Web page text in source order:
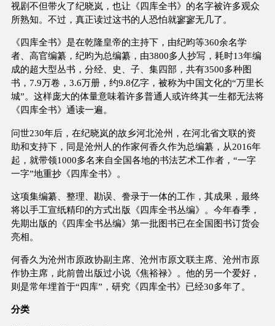
视剧不但带火了纪晓岚，也让《四库全书》的名字被许多观众
所熟知。不过，真正读过这书的人恐怕就寥寥无几了。
《四库全书》是在乾隆皇帝的主持下，由纪昀等360余名学
者、高官编纂，纪昀为总编纂，由3800多人抄写，耗时13年编
成的超大型丛书，分经、史、子、集四部，共有3500多种图
书，7.9万卷，3.6万册，约9.8亿字，被称为中国文化的“万里长
城”。这样庞大的体量意味着许多普通人或许终其一生都无法将
《四库全书》通读一遍。
问世230年后，在纪晓岚的故乡河北沧州，在河北省文联的资
助和支持下，同是沧州人的作家何香久作为总编纂，从2016年
起，就带领1000多名来自全国各地的书法艺术工作者，“一字
一字”地重抄《四库全书》。
这项集编纂、整理、勘误、誊录于一体的工作，其成果，最终
将以手工宣纸精印的方式出版《四库全书丛编》。今年春季，
先期出版的《四库全书丛编》第一批图书已在全国图书订货会
亮相。
何香久为沧州市原政协副主席、沧州市原文联主席、沧州市原
作协主席，此前曾出版过小说《焦裕禄》。他的另一个爱好，
则是常年埋首于“四库”，研究《四库全书》已经30多年了。
分类